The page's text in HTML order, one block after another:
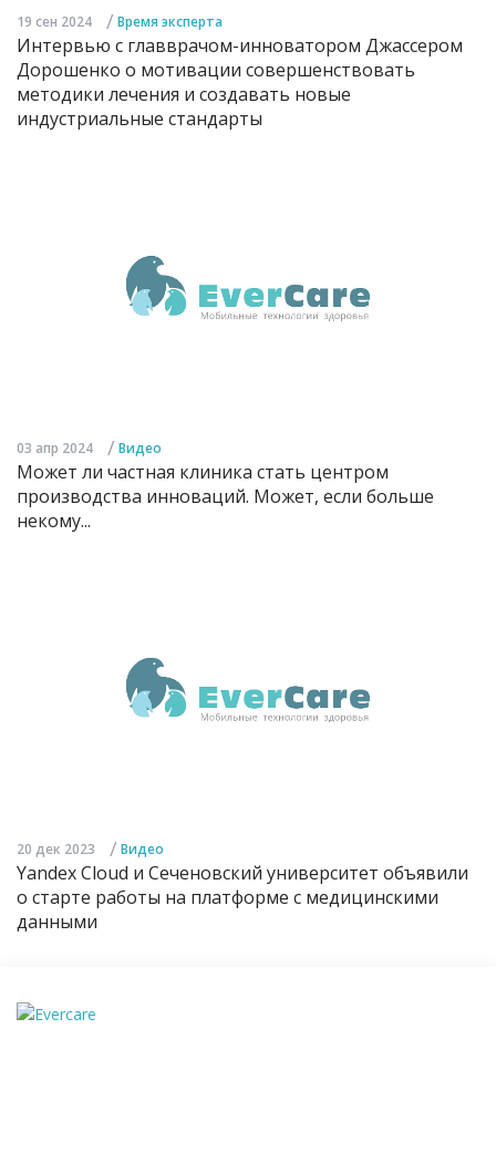
19 сен 2024 / Время эксперта
Интервью с главврачом-инноватором Джассером
Дорошенко о мотивации совершенствовать
методики лечения и создавать новые
индустриальные стандарты
03 апр 2024 / Видео
Может ли частная клиника стать центром
производства инноваций. Может, если больше
некому...
20 дек 2023 / Видео
Yandex Cloud и Сеченовский университет объявили
о старте работы на платформе с медицинскими
данными